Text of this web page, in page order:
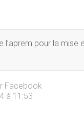
pour la mise
Facebook
à 11:53